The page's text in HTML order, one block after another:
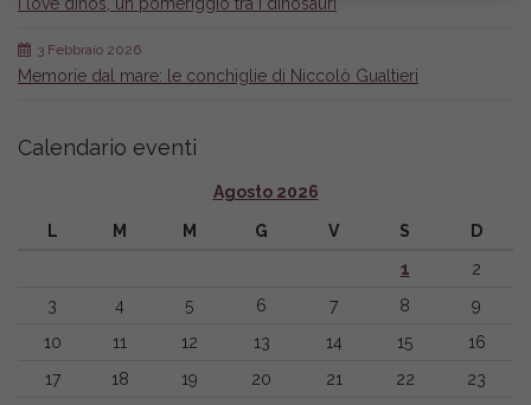
Memorie dal mare: le conchiglie di Niccolò Gualtieri
3 Febbraio 2026
Calendario eventi
Agosto 2026
L M M G V S D
1
2
3
4 5 6 7 8
9
10
11 12 13 14 15
16
17
18 19 20 21 22
23